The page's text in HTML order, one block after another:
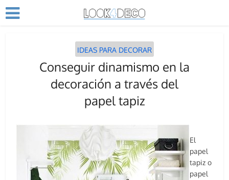
IDEAS PARA DECORAR
Conseguir dinamismo en la
decoración a través del
papel tapiz
El
papel
tapiz o
papel